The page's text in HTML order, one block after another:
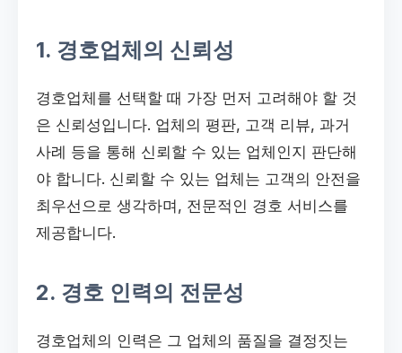
1. 경호업체의 신뢰성
경호업체를 선택할 때 가장 먼저 고려해야 할 것
은 신뢰성입니다. 업체의 평판, 고객 리뷰, 과거
사례 등을 통해 신뢰할 수 있는 업체인지 판단해
야 합니다. 신뢰할 수 있는 업체는 고객의 안전을
최우선으로 생각하며, 전문적인 경호 서비스를
제공합니다.
2. 경호 인력의 전문성
경호업체의 인력은 그 업체의 품질을 결정짓는